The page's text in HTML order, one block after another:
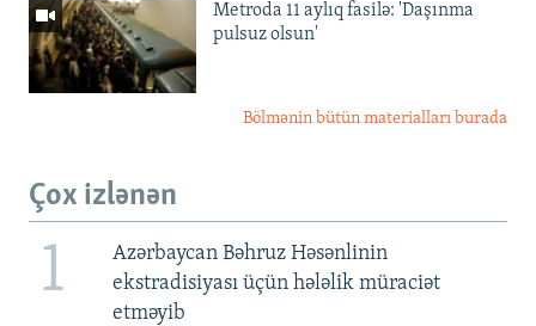
Metroda 11 aylıq fasilə: 'Daşınma
pulsuz olsun'
Bölmənin bütün materialları burada
Çox izlənən
1
Azərbaycan Bəhruz Həsənlinin
ekstradisiyası üçün hələlik müraciət
etməyib